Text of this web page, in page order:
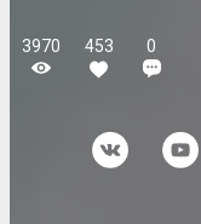
3970 453 0